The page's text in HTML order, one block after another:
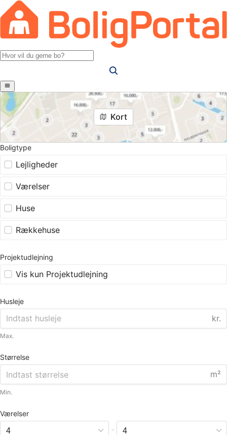
Kort
Boligtype
Lejligheder
Værelser
Huse
Rækkehuse
Projektudlejning
Vis kun Projektudlejning
Husleje
kr.
Max.
Størrelse
m²
Min.
Værelser
-